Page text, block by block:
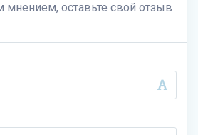
оставьте свой отзыв